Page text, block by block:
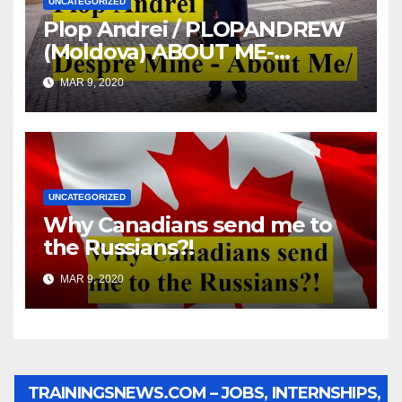
Plop Andrei / PLOPANDREW
(Moldova) ABOUT ME-
DESPRE MINE
MAR 9, 2020
UNCATEGORIZED
Why Canadians send me to
the Russians?!
MAR 9, 2020
TRAININGSNEWS.COM – JOBS, INTERNSHIPS,